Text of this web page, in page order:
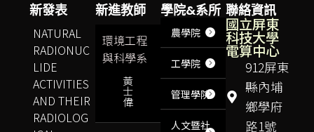
聯絡資訊
國立屏東
科技大學
電算中心
912屏東
縣內埔
鄉學府
路1號
學院&系所
農學院
工學院
管理學院
人文暨社
新進教師
環境工程
與科學系
黃
士
偉
新發表
NATURAL
RADIONUC
LIDE
ACTIVITIES
AND THEIR
RADIOLOG